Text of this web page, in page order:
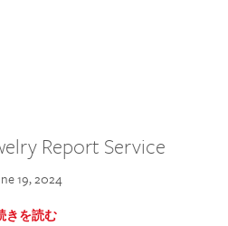
Report Service
19, 2024
きを読む